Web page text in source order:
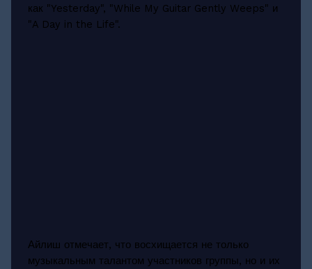
как "Yesterday", "While My Guitar Gently Weeps" и
"A Day in the Life".
Айлиш отмечает, что восхищается не только
музыкальным талантом участников группы, но и их